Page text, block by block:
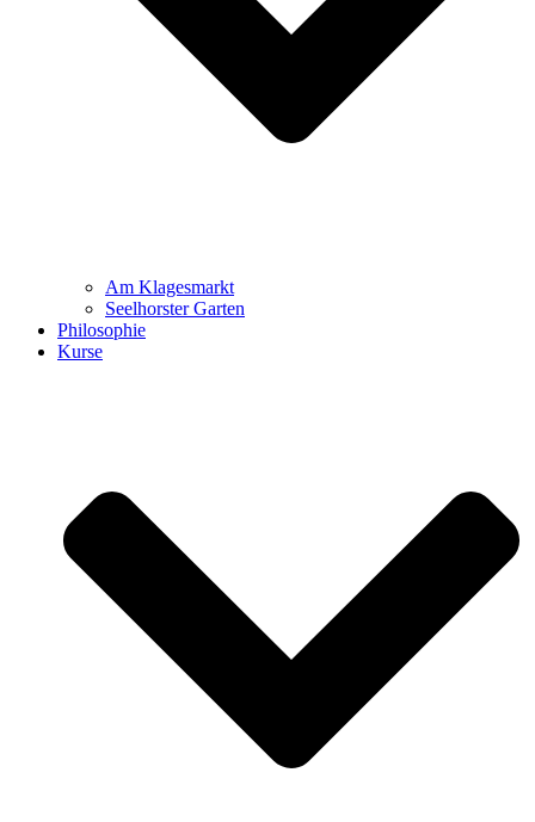
Am Klagesmarkt
Seelhorster Garten
Philosophie
Kurse